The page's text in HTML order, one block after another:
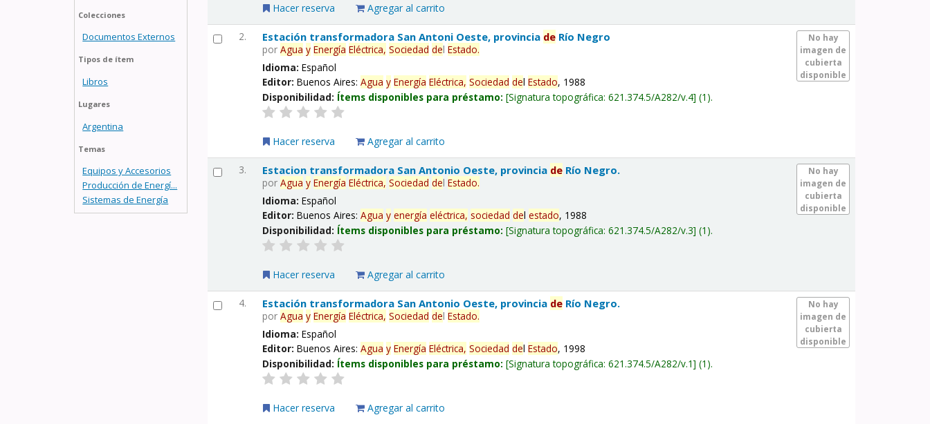
Colecciones
Documentos Externos
Tipos de ítem
Libros
Lugares
Argentina
Temas
Equipos y Accesorios
Producción de Energí...
Sistemas de Energía
Hacer reserva Agregar al carrito
2.
No hay
imagen de
cubierta
disponible
Estación transformadora San Antoni Oeste, provincia de Río Negro
porAgua y Energía Eléctrica, Sociedad delEstado.
Idioma:Español
Editor:Buenos Aires:Agua y Energía Eléctrica, Sociedad delEstado, 1988
Disponibilidad: Ítems disponibles para préstamo: Signatura topográfica:621.374.5/A282/v.4 (1).
Hacer reserva Agregar al carrito
3.
No hay
imagen de
cubierta
disponible
Estacion transformadora San Antonio Oeste, provincia de Río Negro.
porAgua y Energía Eléctrica, Sociedad delEstado.
Idioma:Español
Editor:Buenos Aires:Agua y energía eléctrica, sociedad delestado, 1988
Disponibilidad: Ítems disponibles para préstamo: Signatura topográfica:621.374.5/A282/v.3 (1).
Hacer reserva Agregar al carrito
4.
No hay
imagen de
cubierta
disponible
Estación transformadora San Antonio Oeste, provincia de Río Negro.
porAgua y Energía Eléctrica, Sociedad delEstado.
Idioma:Español
Editor:Buenos Aires:Agua y Energía Eléctrica, Sociedad delEstado, 1998
Disponibilidad: Ítems disponibles para préstamo: Signatura topográfica:621.374.5/A282/v.1 (1).
Hacer reserva Agregar al carrito